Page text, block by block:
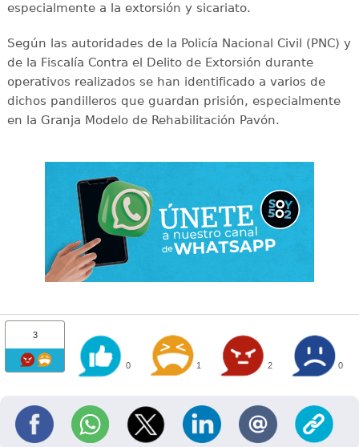
especialmente a la extorsión y sicariato.
Según las autoridades de la Policía Nacional Civil (PNC) y
de la Fiscalía Contra el Delito de Extorsión durante
operativos realizados se han identificado a varios de
dichos pandilleros que guardan prisión, especialmente
en la Granja Modelo de Rehabilitación Pavón.
3
0 1 2 0